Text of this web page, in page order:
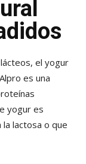
el yogur
es una
yogur es
lactosa o que